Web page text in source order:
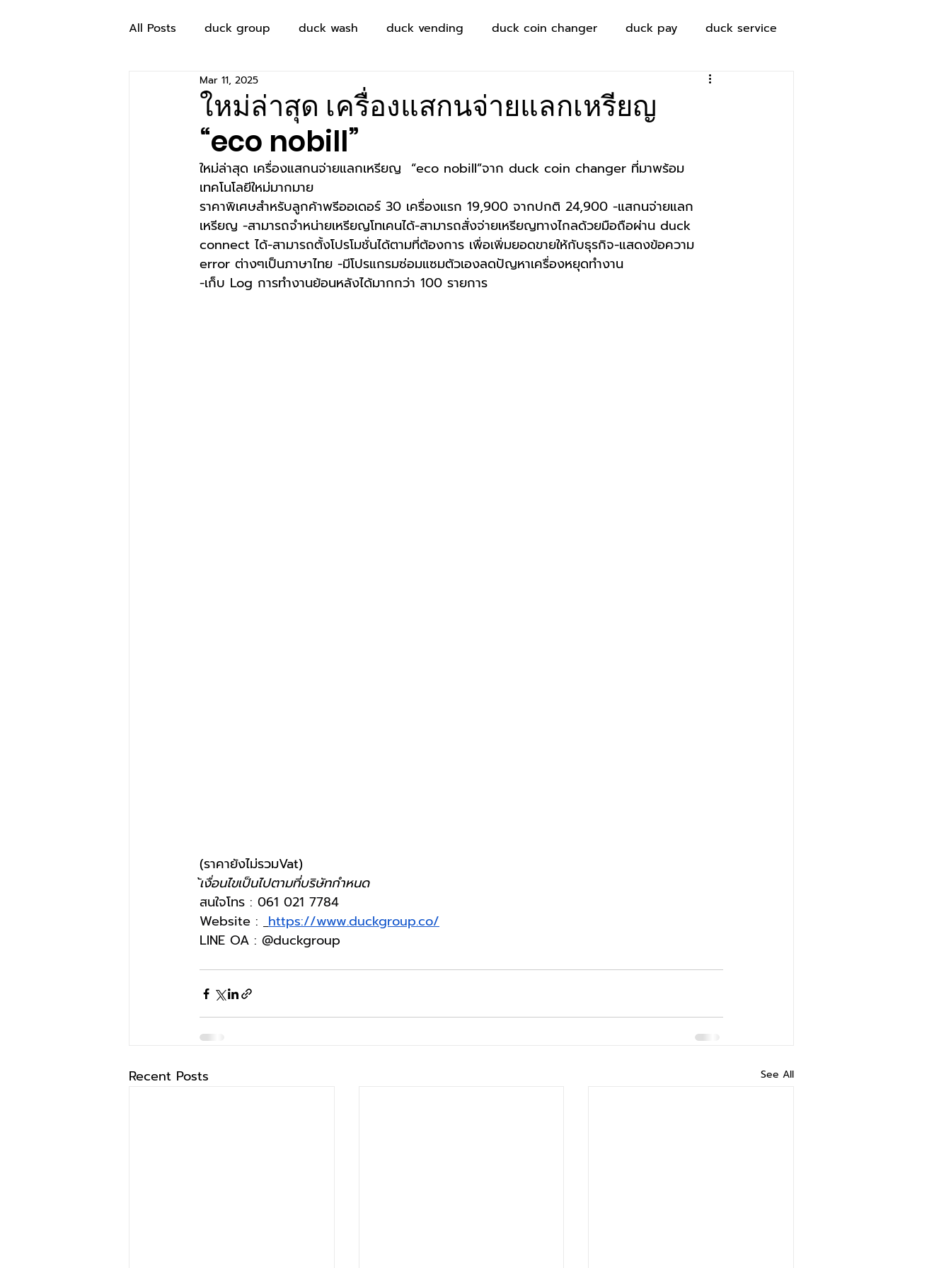
All Posts duck group duck wash duck vending duck coin changer duck pay duck service
ใหม่ล่าสุด เครื่องแสกนจ่ายแลกเหรียญ
“eco nobill”
Mar 11, 2025
ใหม่ล่าสุด เครื่องแสกนจ่ายแลกเหรียญ  “eco nobill”จาก duck coin changer ที่มาพร้อม
เทคโนโลยีใหม่มากมาย
ราคาพิเศษสำหรับลูกค้าพรีออเดอร์ 30 เครื่องแรก 19,900 จากปกติ 24,900 -แสกนจ่ายแลก
เหรียญ -สามารถจำหน่ายเหรียญโทเคนได้-สามารถสั่งจ่ายเหรียญทางไกลด้วยมือถือผ่าน duck
connect ได้-สามารถตั้งโปรโมชั่นได้ตามที่ต้องการ เพื่อเพิ่มยอดขายให้กับธุรกิจ-แสดงข้อความ
error ต่างๆเป็นภาษาไทย -มีโปรแกรมซ่อมแซมตัวเองลดปัญหาเครื่องหยุดทำงาน
-เก็บ Log การทำงานย้อนหลังได้มากกว่า 100 รายการ
(ราคายังไม่รวมVat)
้เงื่อนไขเป็นไปตามที่บริษัทกำหนด
สนใจโทร : 061 021 7784
Website : https://www.duckgroup.co/
LINE OA : @duckgroup
Recent Posts See All